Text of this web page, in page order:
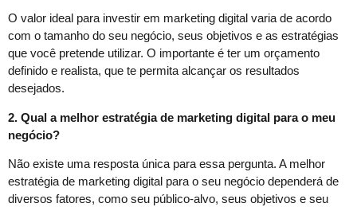
O valor ideal para investir em marketing digital varia de acordo
com o tamanho do seu negócio, seus objetivos e as estratégias
que você pretende utilizar. O importante é ter um orçamento
definido e realista, que te permita alcançar os resultados
desejados.
2. Qual a melhor estratégia de marketing digital para o meu
negócio?
Não existe uma resposta única para essa pergunta. A melhor
estratégia de marketing digital para o seu negócio dependerá de
diversos fatores, como seu público-alvo, seus objetivos e seu